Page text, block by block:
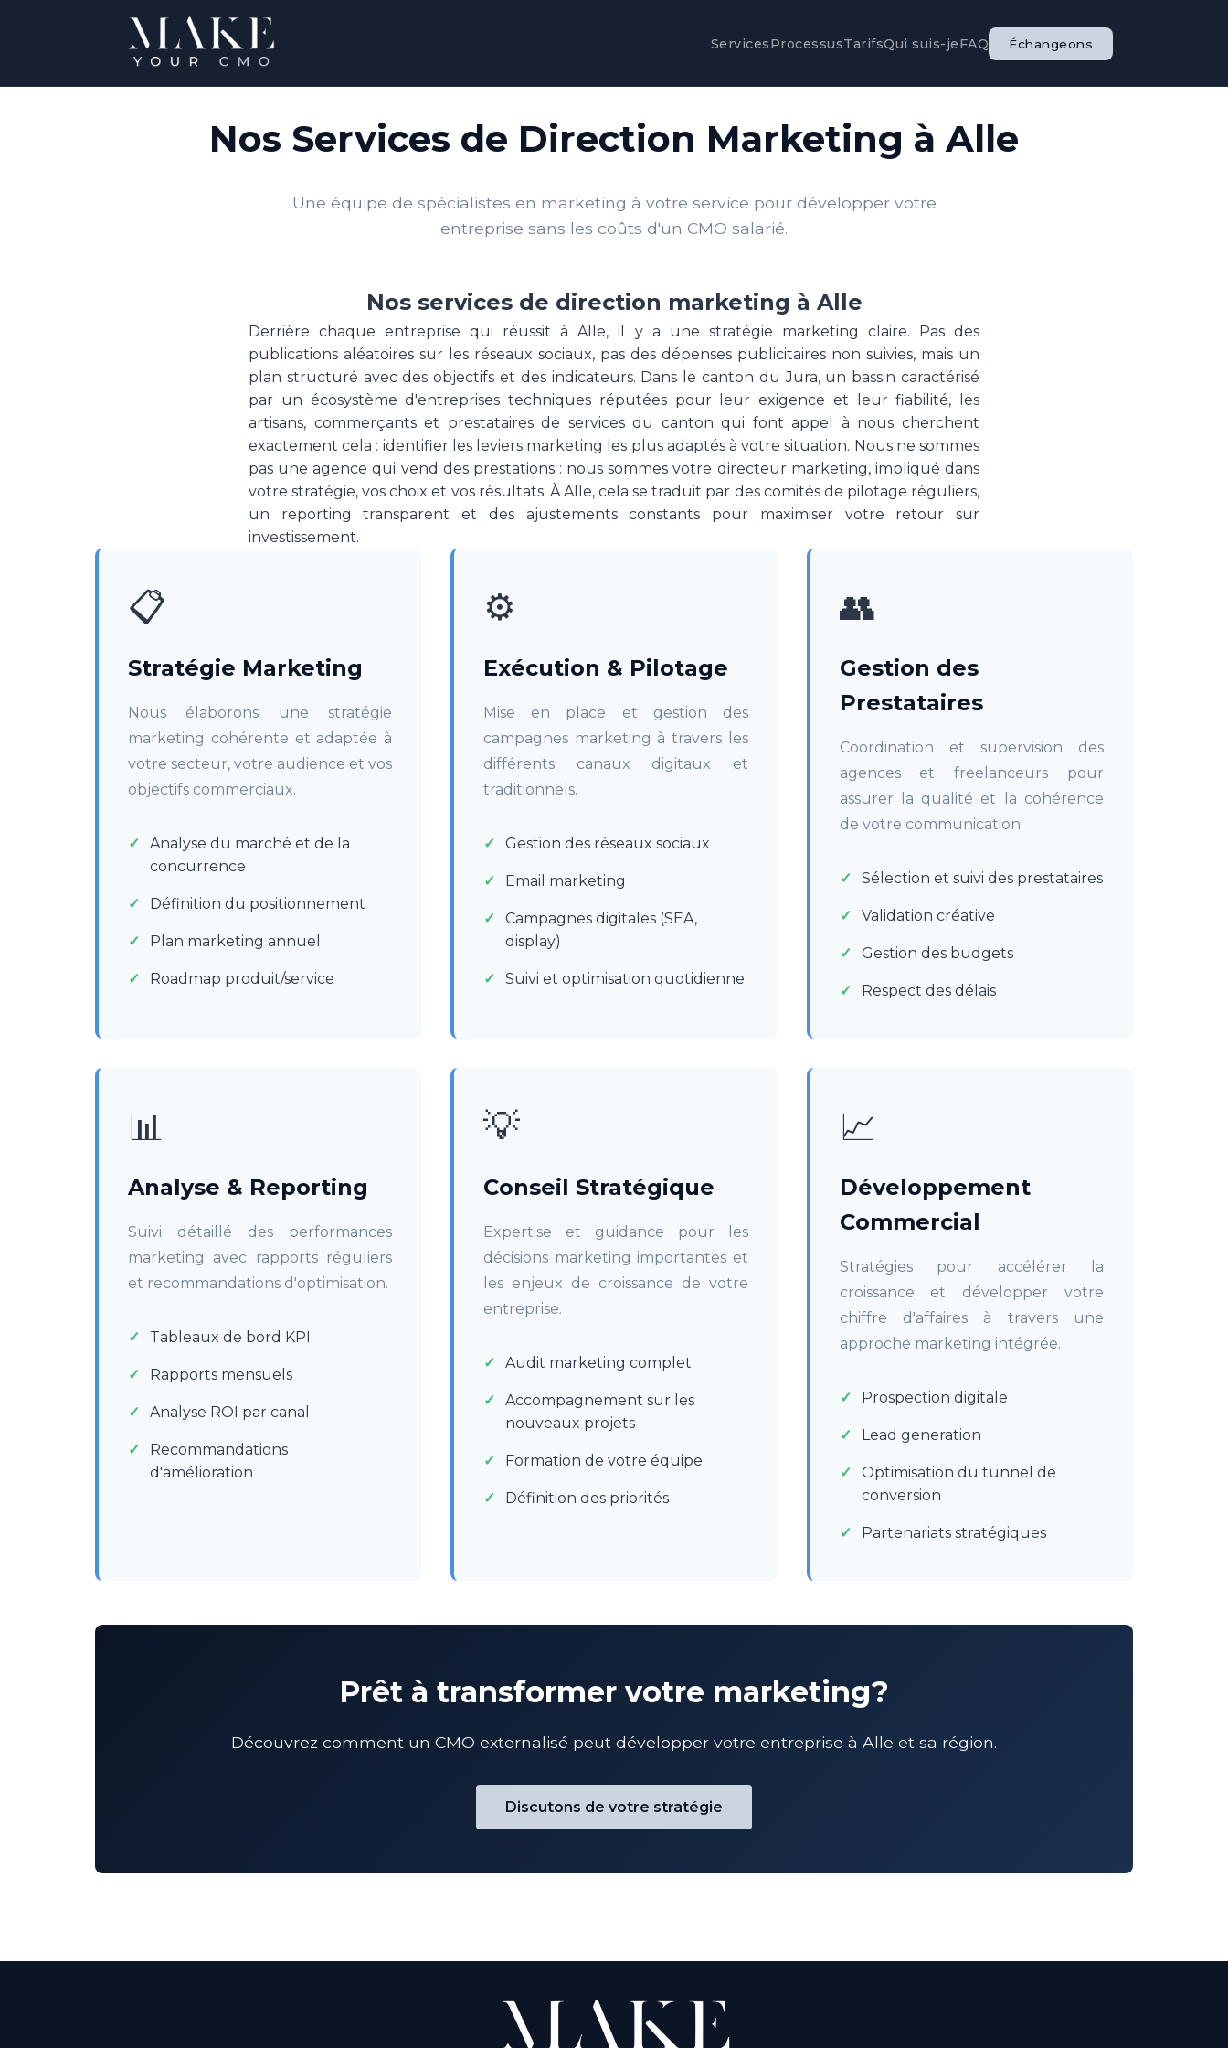
ServicesProcessusTarifsQui suis-jeFAQ Échangeons
Nos Services de Direction Marketing à Alle
Une équipe de spécialistes en marketing à votre service pour développer votre
entreprise sans les coûts d'un CMO salarié.
Nos services de direction marketing à Alle
Derrière chaque entreprise qui réussit à Alle, il y a une stratégie marketing claire. Pas des
publications aléatoires sur les réseaux sociaux, pas des dépenses publicitaires non suivies, mais un
plan structuré avec des objectifs et des indicateurs. Dans le canton du Jura, un bassin caractérisé
par un écosystème d'entreprises techniques réputées pour leur exigence et leur fiabilité, les
artisans, commerçants et prestataires de services du canton qui font appel à nous cherchent
exactement cela : identifier les leviers marketing les plus adaptés à votre situation. Nous ne sommes
pas une agence qui vend des prestations : nous sommes votre directeur marketing, impliqué dans
votre stratégie, vos choix et vos résultats. À Alle, cela se traduit par des comités de pilotage réguliers,
un reporting transparent et des ajustements constants pour maximiser votre retour sur
investissement.
📋
Stratégie Marketing
Nous élaborons une stratégie
marketing cohérente et adaptée à
votre secteur, votre audience et vos
objectifs commerciaux.
Analyse du marché et de la
concurrence
Définition du positionnement
Plan marketing annuel
Roadmap produit/service
⚙️
Exécution & Pilotage
Mise en place et gestion des
campagnes marketing à travers les
différents canaux digitaux et
traditionnels.
Gestion des réseaux sociaux
Email marketing
Campagnes digitales (SEA,
display)
Suivi et optimisation quotidienne
👥
Gestion des
Prestataires
Coordination et supervision des
agences et freelanceurs pour
assurer la qualité et la cohérence
de votre communication.
Sélection et suivi des prestataires
Validation créative
Gestion des budgets
Respect des délais
📊
Analyse & Reporting
Suivi détaillé des performances
marketing avec rapports réguliers
et recommandations d'optimisation.
Tableaux de bord KPI
Rapports mensuels
Analyse ROI par canal
Recommandations
d'amélioration
💡
Conseil Stratégique
Expertise et guidance pour les
décisions marketing importantes et
les enjeux de croissance de votre
entreprise.
Audit marketing complet
Accompagnement sur les
nouveaux projets
Formation de votre équipe
Définition des priorités
📈
Développement
Commercial
Stratégies pour accélérer la
croissance et développer votre
chiffre d'affaires à travers une
approche marketing intégrée.
Prospection digitale
Lead generation
Optimisation du tunnel de
conversion
Partenariats stratégiques
Prêt à transformer votre marketing?
Découvrez comment un CMO externalisé peut développer votre entreprise à Alle et sa région.
Discutons de votre stratégie